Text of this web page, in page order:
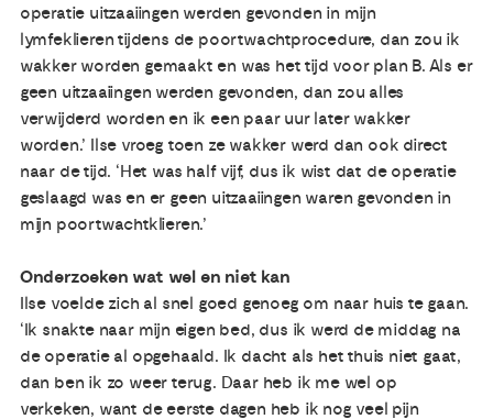
operatie uitzaaiingen werden gevonden in mijn
lymfeklieren tijdens de poortwachtprocedure, dan zou ik
wakker worden gemaakt en was het tijd voor plan B. Als er
geen uitzaaiingen werden gevonden, dan zou alles
verwijderd worden en ik een paar uur later wakker
worden.’ Ilse vroeg toen ze wakker werd dan ook direct
naar de tijd. ‘Het was half vijf, dus ik wist dat de operatie
geslaagd was en er geen uitzaaiingen waren gevonden in
mijn poortwachtklieren.’
Onderzoeken wat wel en niet kan
Ilse voelde zich al snel goed genoeg om naar huis te gaan.
‘Ik snakte naar mijn eigen bed, dus ik werd de middag na
de operatie al opgehaald. Ik dacht als het thuis niet gaat,
dan ben ik zo weer terug. Daar heb ik me wel op
verkeken, want de eerste dagen heb ik nog veel pijn